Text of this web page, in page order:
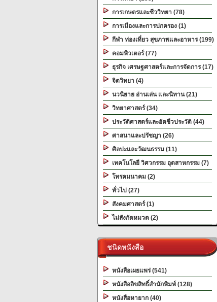
การเกษตรและชีววิทยา (78)
การเมืองและการปกครอง (1)
กีฬา ท่องเที่ยว สุขภาพและอาหาร (199)
คอมพิวเตอร์ (77)
ธุรกิจ เศรษฐศาสตร์และการจัดการ (17)
จิตวิทยา (4)
นวนิยาย อ่านเล่น และนิทาน (21)
วิทยาศาสตร์ (34)
ประวัติศาสตร์และอัตชีวประวัติ (44)
ศาสนาและปรัชญา (26)
ศิลปะและวัฒนธรรม (11)
เทคโนโลยี วิศวกรรม อุตสาหกรรม (7)
โทรคมนาคม (2)
ทั่วไป (27)
สังคมศาสตร์ (1)
ไม่สังกัดหมวด (2)
ชนิดหนังสือ
หนังสือเผยแพร่ (541)
หนังสือลิขสิทธิ์สำนักพิมพ์ (128)
หนังสือหายาก (40)